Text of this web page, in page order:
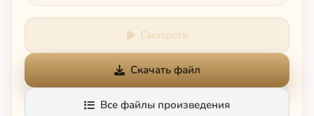
Смотреть
Скачать файл
Все файлы произведения